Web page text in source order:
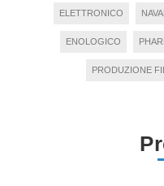
ELETTRONICO
ENOLOGICO
PRODUZIONE